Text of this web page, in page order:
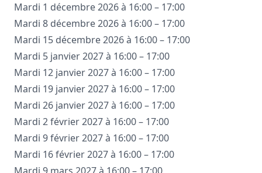
Mardi 1 décembre 2026 à 16:00 – 17:00
Mardi 8 décembre 2026 à 16:00 – 17:00
Mardi 15 décembre 2026 à 16:00 – 17:00
Mardi 5 janvier 2027 à 16:00 – 17:00
Mardi 12 janvier 2027 à 16:00 – 17:00
Mardi 19 janvier 2027 à 16:00 – 17:00
Mardi 26 janvier 2027 à 16:00 – 17:00
Mardi 2 février 2027 à 16:00 – 17:00
Mardi 9 février 2027 à 16:00 – 17:00
Mardi 16 février 2027 à 16:00 – 17:00